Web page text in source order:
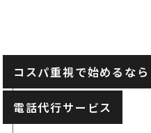
コスパ重視で始めるな
電話代行サービス